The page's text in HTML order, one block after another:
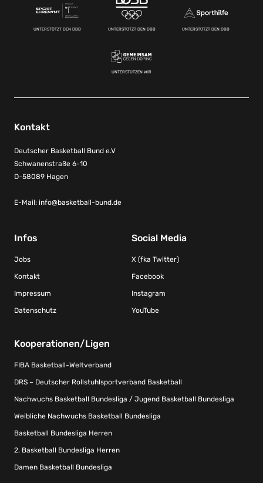
UNTERSTÜTZT DEN DBB UNTERSTÜTZT DEN DBB UNTERSTÜTZT DEN DBB
UNTERSTÜTZEN WIR
Kontakt
Deutscher Basketball Bund e.V
Schwanenstraße 6-10
D-58089 Hagen
E-Mail: info@basketball-bund.de
Infos
Jobs
Kontakt
Impressum
Datenschutz
Social Media
X (fka Twitter)
Facebook
Instagram
YouTube
Kooperationen/Ligen
FIBA Basketball-Weltverband
DRS – Deutscher Rollstuhlsportverband Basketball
Nachwuchs Basketball Bundesliga / Jugend Basketball Bundesliga
Weibliche Nachwuchs Basketball Bundesliga
Basketball Bundesliga Herren
2. Basketball Bundesliga Herren
Damen Basketball Bundesliga